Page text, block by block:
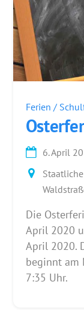
Ferien /
6. April
Die
April 2020
April 2020.
beginnt am
7:35 Uhr.